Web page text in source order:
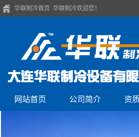
华联制冷首页 华联制冷欢迎您！
网站首页 公司简介 资